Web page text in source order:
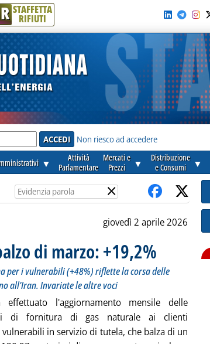
R STAFFETTA
RIFIUTI
Non riesco ad accedere
▼
Attività
Parlamentare
Mercati e
Prezzi
▼
Distribuzione
e Consumi
▼
×
giovedì 2 aprile 2026
di marzo: +19,2%
per i vulnerabili (+48%) riflette la corsa delle
all'Iran. Invariate le altre voci
effettuato l'aggiornamento mensile delle
di fornitura di gas naturale ai clienti
in servizio di tutela, che balza di un